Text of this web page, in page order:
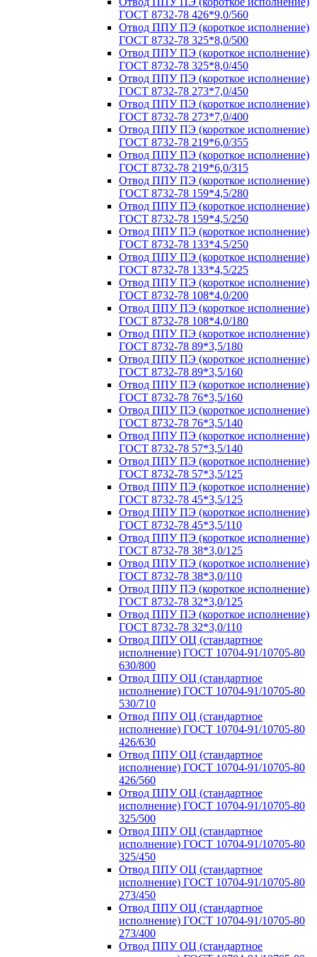
ГОСТ 8732-78 426*9,0/560
Отвод ППУ ПЭ (короткое исполнение)
ГОСТ 8732-78 325*8,0/500
Отвод ППУ ПЭ (короткое исполнение)
ГОСТ 8732-78 325*8,0/450
Отвод ППУ ПЭ (короткое исполнение)
ГОСТ 8732-78 273*7,0/450
Отвод ППУ ПЭ (короткое исполнение)
ГОСТ 8732-78 273*7,0/400
Отвод ППУ ПЭ (короткое исполнение)
ГОСТ 8732-78 219*6,0/355
Отвод ППУ ПЭ (короткое исполнение)
ГОСТ 8732-78 219*6,0/315
Отвод ППУ ПЭ (короткое исполнение)
ГОСТ 8732-78 159*4,5/280
Отвод ППУ ПЭ (короткое исполнение)
ГОСТ 8732-78 159*4,5/250
Отвод ППУ ПЭ (короткое исполнение)
ГОСТ 8732-78 133*4,5/250
Отвод ППУ ПЭ (короткое исполнение)
ГОСТ 8732-78 133*4,5/225
Отвод ППУ ПЭ (короткое исполнение)
ГОСТ 8732-78 108*4,0/200
Отвод ППУ ПЭ (короткое исполнение)
ГОСТ 8732-78 108*4,0/180
Отвод ППУ ПЭ (короткое исполнение)
ГОСТ 8732-78 89*3,5/180
Отвод ППУ ПЭ (короткое исполнение)
ГОСТ 8732-78 89*3,5/160
Отвод ППУ ПЭ (короткое исполнение)
ГОСТ 8732-78 76*3,5/160
Отвод ППУ ПЭ (короткое исполнение)
ГОСТ 8732-78 76*3,5/140
Отвод ППУ ПЭ (короткое исполнение)
ГОСТ 8732-78 57*3,5/140
Отвод ППУ ПЭ (короткое исполнение)
ГОСТ 8732-78 57*3,5/125
Отвод ППУ ПЭ (короткое исполнение)
ГОСТ 8732-78 45*3,5/125
Отвод ППУ ПЭ (короткое исполнение)
ГОСТ 8732-78 45*3,5/110
Отвод ППУ ПЭ (короткое исполнение)
ГОСТ 8732-78 38*3,0/125
Отвод ППУ ПЭ (короткое исполнение)
ГОСТ 8732-78 38*3,0/110
Отвод ППУ ПЭ (короткое исполнение)
ГОСТ 8732-78 32*3,0/125
Отвод ППУ ПЭ (короткое исполнение)
ГОСТ 8732-78 32*3,0/110
Отвод ППУ ОЦ (стандартное
исполнение) ГОСТ 10704-91/10705-80
630/800
Отвод ППУ ОЦ (стандартное
исполнение) ГОСТ 10704-91/10705-80
530/710
Отвод ППУ ОЦ (стандартное
исполнение) ГОСТ 10704-91/10705-80
426/630
Отвод ППУ ОЦ (стандартное
исполнение) ГОСТ 10704-91/10705-80
426/560
Отвод ППУ ОЦ (стандартное
исполнение) ГОСТ 10704-91/10705-80
325/500
Отвод ППУ ОЦ (стандартное
исполнение) ГОСТ 10704-91/10705-80
325/450
Отвод ППУ ОЦ (стандартное
исполнение) ГОСТ 10704-91/10705-80
273/450
Отвод ППУ ОЦ (стандартное
исполнение) ГОСТ 10704-91/10705-80
273/400
Отвод ППУ ОЦ (стандартное